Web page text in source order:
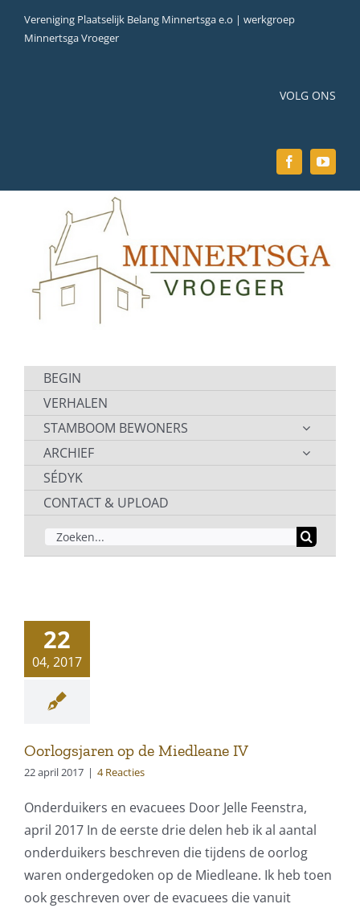
naar
Vereniging Plaatselijk Belang Minnertsga e.o | werkgroep
Minnertsga Vroeger
VOLG ONS
BEGIN
VERHALEN
STAMBOOM BEWONERS
ARCHIEF
SÉDYK
CONTACT & UPLOAD
ZOEKEN
NAAR:
22
04, 2017
Oorlogsjaren op de Miedleane IV
22 april 2017 | 4 Reacties
Onderduikers en evacuees Door Jelle Feenstra,
april 2017 In de eerste drie delen heb ik al aantal
onderduikers beschreven die tijdens de oorlog
waren ondergedoken op de Miedleane. Ik heb toen
ook geschreven over de evacuees die vanuit